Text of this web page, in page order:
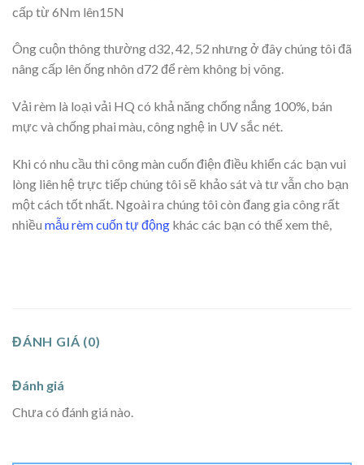
cấp từ 6Nm lên15N
Ông cuộn thông thường d32, 42, 52 nhưng ở đây chúng tôi đã
nâng cấp lên ống nhôn d72 để rèm không bị võng.
Vải rèm là loại vải HQ có khả năng chống nắng 100%, bán
mực và chống phai màu, công nghệ in UV sắc nét.
Khi có nhu cầu thi công màn cuốn điện điều khiển các bạn vui
lòng liên hệ trực tiếp chúng tôi sẽ khảo sát và tư vẫn cho bạn
một cách tốt nhất. Ngoài ra chúng tôi còn đang gia công rất
nhiều mẫu rèm cuốn tự động khác các bạn có thể xem thê,
ĐÁNH GIÁ (0)
Đánh giá
Chưa có đánh giá nào.